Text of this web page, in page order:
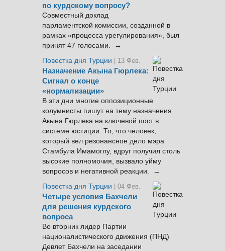
по курдскому вопросу?
Совместный доклад
парламентской комиссии, созданной в
рамках «процесса урегулирования», был
принят 47 голосами. →
Повестка дня Турции
| 13 Фев.
Назначение Акына Гюрлека:
Сигнал о конце
«нормализации»
В эти дни многие оппозиционные
колумнисты пишут на тему назначения
Акына Гюрлека на ключевой пост в
системе юстиции. То, что человек,
который вел резонансное дело мэра
Стамбула Имамоглу, вдруг получил столь
высокие полномочия, вызвало уйму
вопросов и негативной реакции. →
Повестка дня Турции
| 04 Фев.
Четыре условия Бахчели
для решения курдского
вопроса
Во вторник лидер Партии
националистического движения (ПНД)
Девлет Бахчели на заседании